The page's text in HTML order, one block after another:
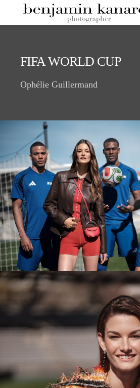
FIFA WORLD CUP
Ophélie Guillermand